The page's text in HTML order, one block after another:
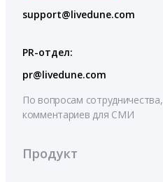
support@livedune.com
PR-отдел:
pr@livedune.com
По вопросам сотрудничества,
комментариев для СМИ
Продукт